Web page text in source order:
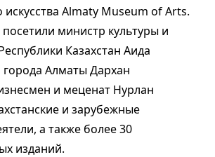
Almaty Museum of Arts.
министр культуры и
Казахстан Аида
города Алматы Дархан
и меценат Нурлан
и зарубежные
а также более 30
изданий.